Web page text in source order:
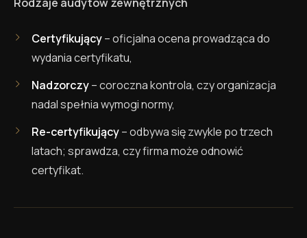
Certyfikujący– oficjalna ocena prowadząca do
wydania certyfikatu,
Nadzorczy– coroczna kontrola, czy organizacja
nadal spełnia wymogi normy,
Re-certyfikujący– odbywa się zwykle po trzech
latach; sprawdza, czy firma może odnowić
certyfikat.